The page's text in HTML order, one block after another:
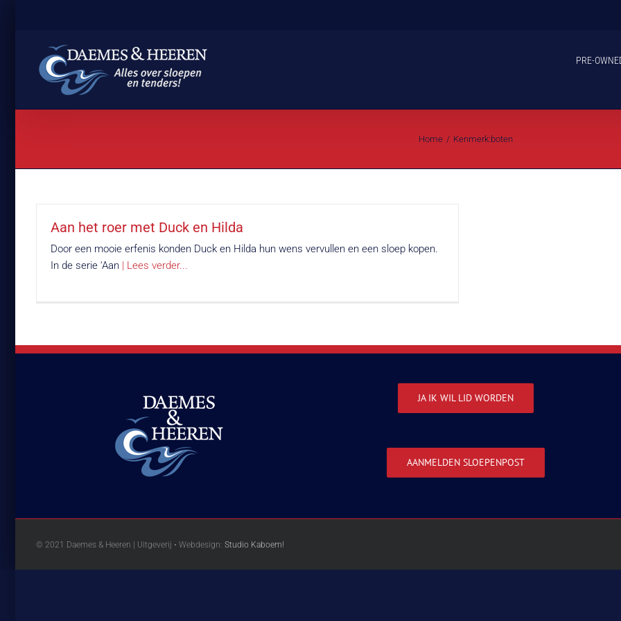
PRE-
Home Kenmerk:boten
Aan het roer met Duck en Hilda
Door een mooie erfenis konden Duck en Hilda hun wens vervullen en een sloep kopen.
In de serie ‘Aan | Lees verder...
JA IK WIL LID WORDEN
AANMELDEN SLOEPENPOST
© 2021 Daemes & Heeren | Uitgeverij • Webdesign: Studio Kaboem!